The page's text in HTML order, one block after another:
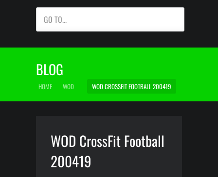
GO TO...
BLOG
HOME WOD WOD CROSSFIT FOOTBALL 200419
WOD CrossFit Football
200419